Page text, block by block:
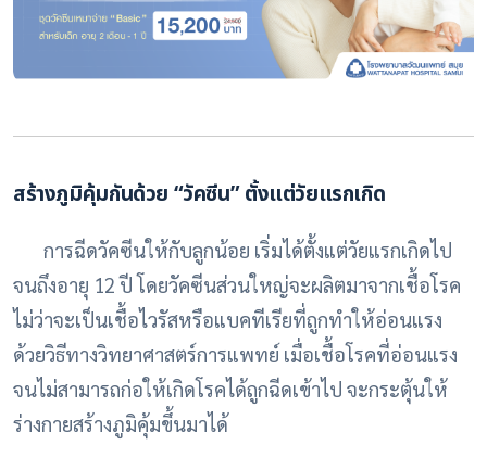
สร้างภูมิคุ้มกันด้วย “วัคซีน” ตั้งแต่วัยแรกเกิด
การฉีดวัคซีนให้กับลูกน้อย เริ่มได้ตั้งแต่วัยแรกเกิดไป
จนถึงอายุ 12 ปี โดยวัคซีนส่วนใหญ่จะผลิตมาจากเชื้อโรค
ไม่ว่าจะเป็นเชื้อไวรัสหรือแบคทีเรียที่ถูกทำให้อ่อนแรง
ด้วยวิธีทางวิทยาศาสตร์การแพทย์ เมื่อเชื้อโรคที่อ่อนแรง
จนไม่สามารถก่อให้เกิดโรคได้ถูกฉีดเข้าไป จะกระตุ้นให้
ร่างกายสร้างภูมิคุ้มขึ้นมาได้